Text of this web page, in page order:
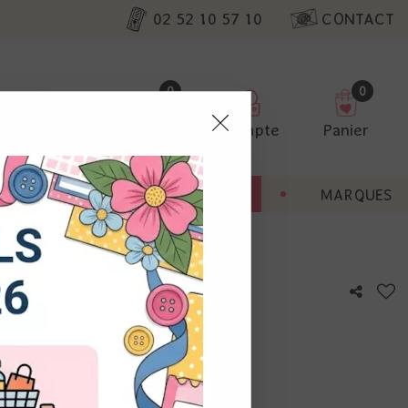
02 52 10 57 10 CONTACT
0
Compte
0
Panier
BONNES AFFAIRES MARQUES
- 01
avis !
nos
non
Vous
à droite